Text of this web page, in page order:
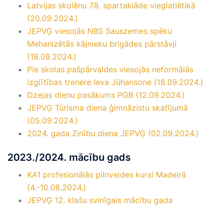
Latvijas skolēnu 78. spartakiāde vieglatlētikā
(20.09.2024.)
JEPVĢ viesojās NBS Sauszemes spēku
Mehanizētās kājnieku brigādes pārstāvji
(18.09.2024.)
Pie skolas pašpārvaldes viesojās neformālās
izglītības trenere Ieva Jūhansone (18.09.2024.)
Dzejas dienu pasākums PGB (12.09.2024.)
JEPVĢ Tūrisma diena ģimnāzistu skatījumā
(05.09.2024.)
2024. gada Zinību diena JEPVĢ (02.09.2024.)
2023./2024. mācību gads
KA1 profesionālās pilnveides kursi Madeirā
(4.-10.08.2024.)
JEPVĢ 12. klašu svinīgais mācību gada